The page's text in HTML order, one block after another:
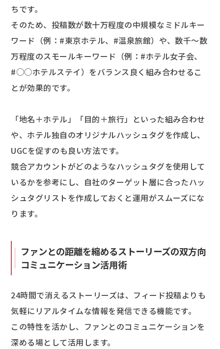
ちです。
そのため、投稿数が数十万程度の中規模なミドルキー
ワード（例：#東京ホテル、#温泉旅館）や、数千〜数
万程度のスモールキーワード（例：#ホテル女子会、
#○○ホテルステイ）をバランス良く組み合わせるこ
とが効果的です。
「地名＋ホテル」「目的＋旅行」といった組み合わせ
や、ホテル独自のオリジナルハッシュタグを作成し、
UGCを促すのも良い方法です。
競合アカウントがどのようなハッシュタグを使用して
いるかを参考にし、自社のターゲット層に合ったハッ
シュタグリストを作成しておくと運用がスムーズにな
ります。
ファンとの距離を縮めるストーリーズの双方向
コミュニケーション活用術
24時間で消えるストーリーズは、フィード投稿よりも
気軽にリアルタイムな情報を発信できる機能です。
この特性を活かし、ファンとのコミュニケーションを
深める場として活用します。